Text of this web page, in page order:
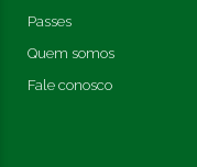
Passes
Quem somos
Fale conosco